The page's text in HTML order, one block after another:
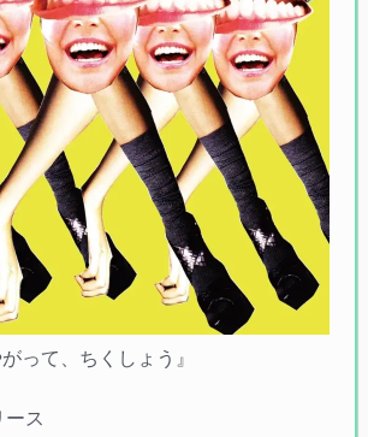
って、ちくしょう』
ス